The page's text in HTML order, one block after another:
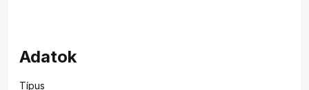
Adatok
Típus